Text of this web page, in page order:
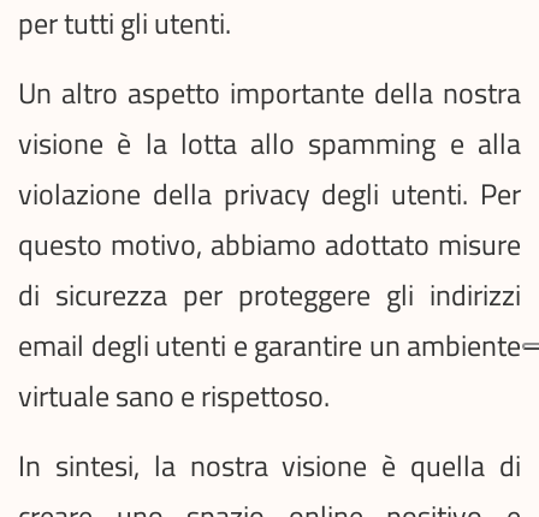
per tutti gli utenti.
Un altro aspetto importante della nostra
visione è la lotta allo spamming e alla
violazione della privacy degli utenti. Per
questo motivo, abbiamo adottato misure
di sicurezza per proteggere gli indirizzi
email degli utenti e garantire un ambiente
virtuale sano e rispettoso.
In sintesi, la nostra visione è quella di